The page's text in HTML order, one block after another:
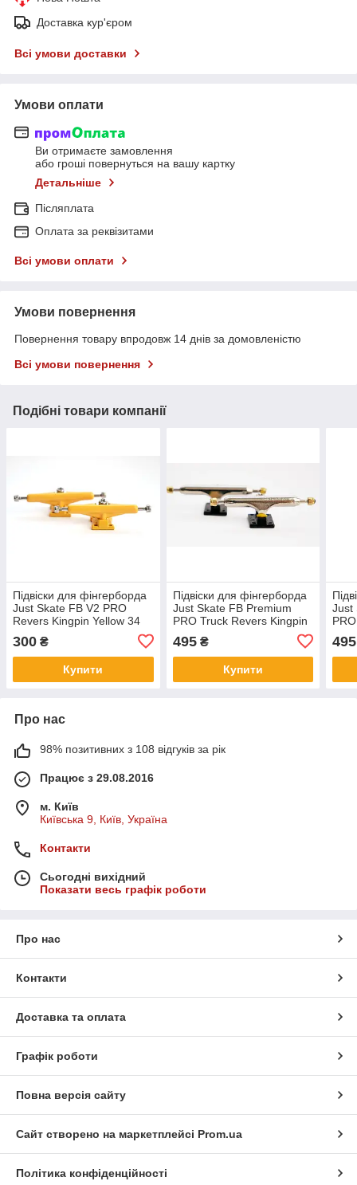
Доставка кур'єром
Всі умови доставки
Умови оплати
Ви отримаєте замовлення
або гроші повернуться на вашу картку
Детальніше
Післяплата
Оплата за реквізитами
Всі умови оплати
Умови повернення
Повернення товару впродовж 14 днів за домовленістю
Всі умови повернення
Подібні товари компанії
Підвіски для фінгерборда
Just Skate FB V2 PRO
Revers Kingpin Yellow 34
300 ₴
Купити
Підвіски для фінгерборда
Just Skate FB Premium
PRO Truck Revers Kingpin
495₴
Купити
Just
495
Про нас
98% позитивних з 108 відгуків за рік
Працює з 29.08.2016
м. Київ
Київська 9, Київ, Україна
Контакти
Сьогодні вихідний
Показати весь графік роботи
Про нас
Контакти
Доставка та оплата
Графік роботи
Повна версія сайту
Сайт створено на маркетплейсі Prom.ua
Політика конфіденційності